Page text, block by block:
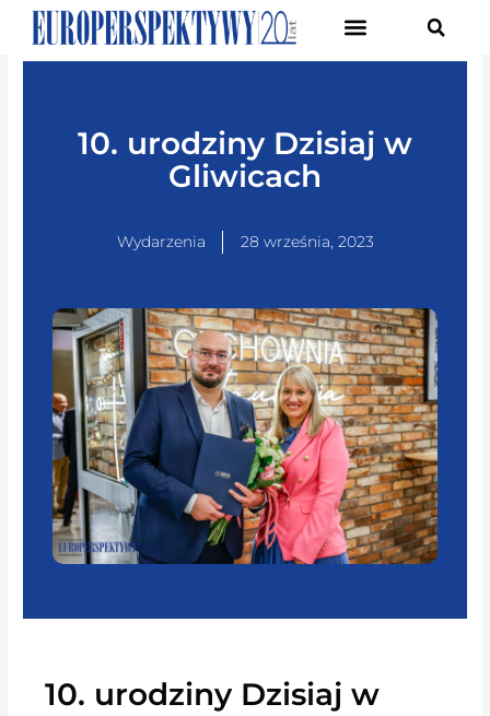
10. urodziny Dzisiaj w
Gliwicach
Wydarzenia 28 września, 2023
10. urodziny Dzisiaj w